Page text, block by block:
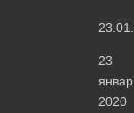
23
2020